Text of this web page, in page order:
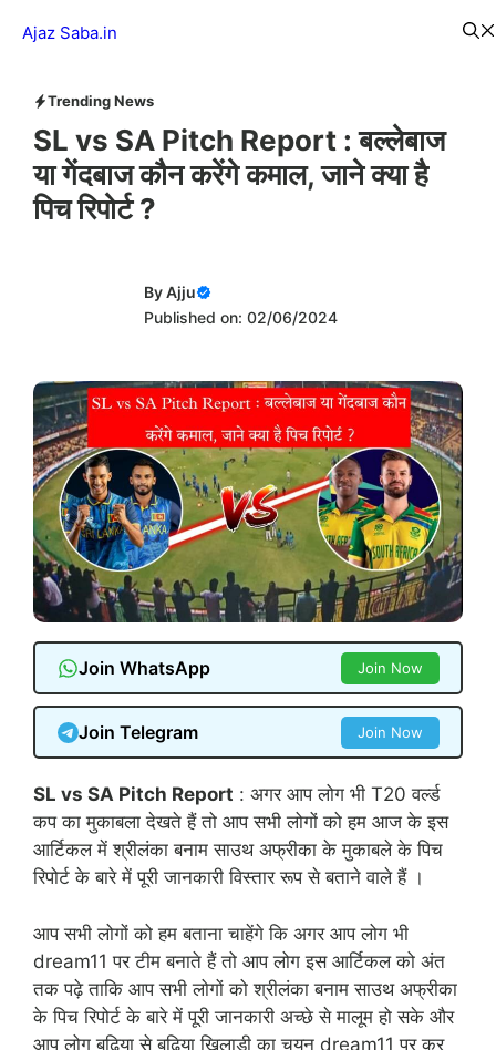
Ajaz Saba.in
Trending News
SL vs SA Pitch Report : बल्लेबाज
या गेंदबाज कौन करेंगे कमाल, जाने क्या है
पिच रिपोर्ट ?
ByAjju
Published on: 02/06/2024
Join WhatsApp Join Now
Join Telegram Join Now
SL vs SA Pitch Report : अगर आप लोग भी T20 वर्ल्ड
कप का मुकाबला देखते हैं तो आप सभी लोगों को हम आज के इस
आर्टिकल में श्रीलंका बनाम साउथ अफ्रीका के मुकाबले के पिच
रिपोर्ट के बारे में पूरी जानकारी विस्तार रूप से बताने वाले हैं ।
आप सभी लोगों को हम बताना चाहेंगे कि अगर आप लोग भी
dream11 पर टीम बनाते हैं तो आप लोग इस आर्टिकल को अंत
तक पढ़े ताकि आप सभी लोगों को श्रीलंका बनाम साउथ अफ्रीका
के पिच रिपोर्ट के बारे में पूरी जानकारी अच्छे से मालूम हो सके और
आप लोग बढ़िया से बढ़िया खिलाड़ी का चयन dream11 पर कर